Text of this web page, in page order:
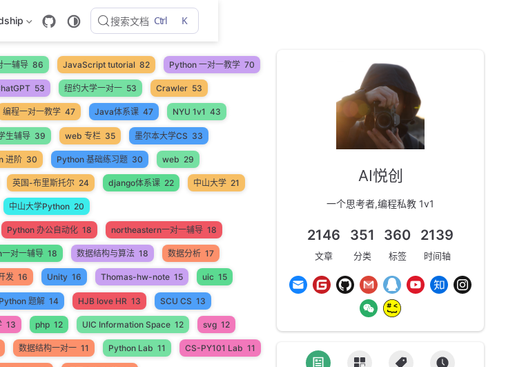
搜索文档 Ctrl K
一辅导 86 JavaScript tutorial 82 Python 一对一教学 70
53 纽约大学一对一 53 Crawler 53
编程一对一教学 47 Java体系课 47 NYU 1v1 43
生辅导 39 web 专栏 35 墨尔本大学CS 33
进阶 30 Python 基础练习题 30 web 29
英国-布里斯托尔 24 django体系课 22 中山大学 21
中山大学Python 20
Python 办公自动化 18 northeastern一对一辅导 18
对一辅导 18 数据结构与算法 18 数据分析 17
发 16 Unity 16 Thomas-hw-note 15 uic 15
题解 14 HJB love HR 13 SCU CS 13
13 php 12 UIC Information Space 12 svg 12
数据结构一对一 11 Python Lab 11 CS-PY101 Lab 11
AI悦创
一个思考者,编程私教 1v1
2146
文章
351
分类
360
标签
2139
时间轴